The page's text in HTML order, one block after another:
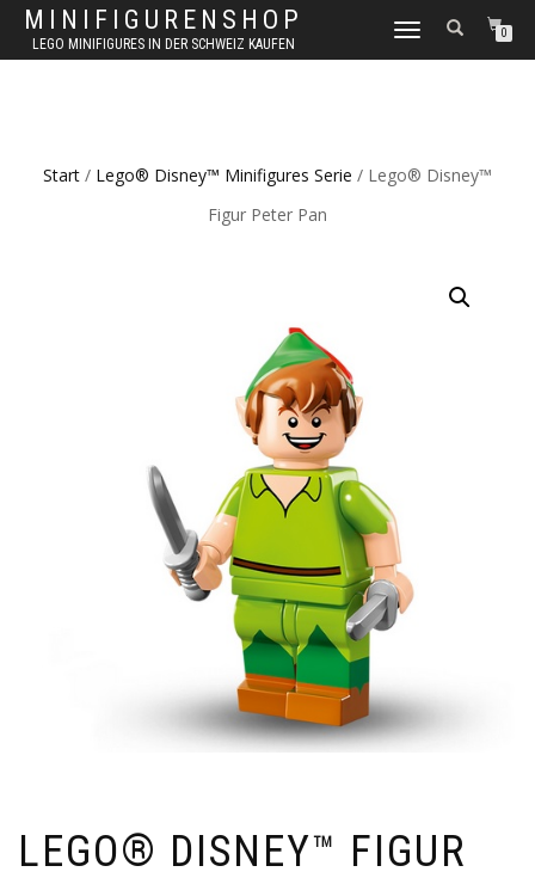
MINIFIGURENSHOP
LEGO MINIFIGURES IN DER SCHWEIZ KAUFEN
NAVIGATION
0
Start / Lego® Disney™ Minifigures Serie / Lego® Disney™
Figur Peter Pan
LEGO® DISNEY™ FIGUR